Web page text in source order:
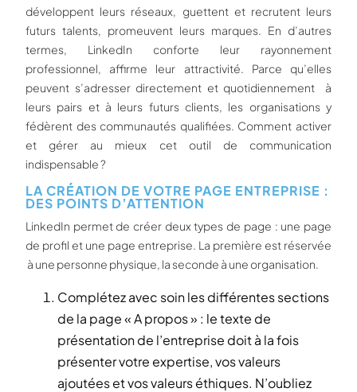
développent leurs réseaux, guettent et recrutent leurs
futurs talents, promeuvent leurs marques. En d’autres
termes, LinkedIn conforte leur rayonnement
professionnel, affirme leur attractivité. Parce qu’elles
peuvent s’adresser directement et quotidiennement à
leurs pairs et à leurs futurs clients, les organisations y
fédèrent des communautés qualifiées. Comment activer
et gérer au mieux cet outil de communication
indispensable ?
LA CRÉATION DE VOTRE PAGE ENTREPRISE :
DES POINTS D’ATTENTION
LinkedIn permet de créer deux types de page : une page
de profil et une page entreprise. La première est réservée
à une personne physique, la seconde à une organisation.
Complétez avec soin les différentes sections
de la page « A propos » : le texte de
présentation de l’entreprise doit à la fois
présenter votre expertise, vos valeurs
ajoutées et vos valeurs éthiques. N’oubliez